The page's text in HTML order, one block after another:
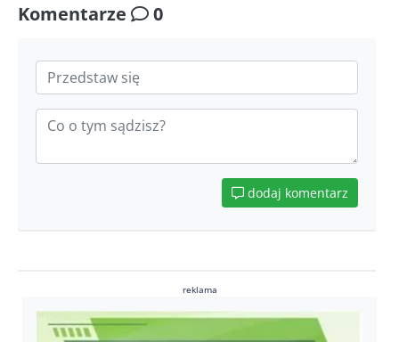
Komentarze 0
dodaj komentarz
reklama